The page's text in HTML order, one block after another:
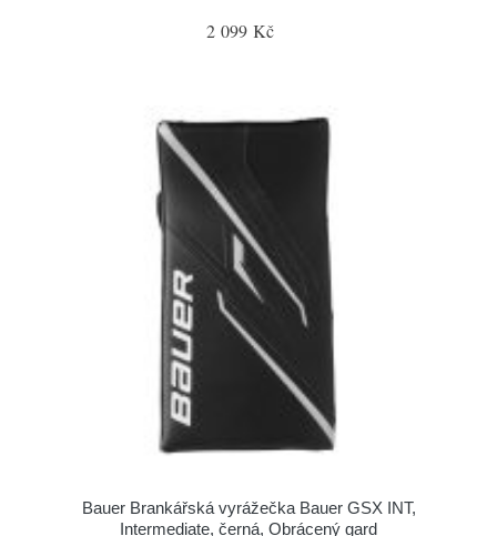
2 099 Kč
Bauer Brankářská vyrážečka Bauer GSX INT,
Intermediate, černá, Obrácený gard